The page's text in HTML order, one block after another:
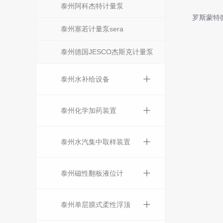
泰州阿科杰特计量泵
泰州塞若计量泵sera
泰州德国JESCO杰斯克计量泵
泰州水补给设备 +
泰州化学加药装置 +
泰州水汽集中取样装置 +
泰州磁性翻板液位计 +
泰州单层膜式柔性浮顶 +
罗斯蒙特